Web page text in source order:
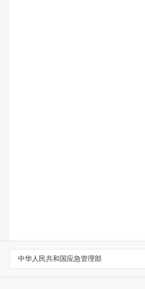
中华人民共和国应急管理部